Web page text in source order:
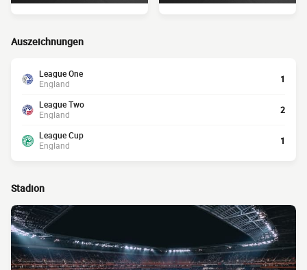
Auszeichnungen
League One
England
1
League Two
England
2
League Cup
England
1
Stadion